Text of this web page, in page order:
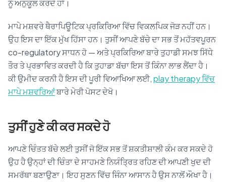
ਨੂੰ ਅਨੁਕੂਲ ਕਰਦੇ ਹਾਂ।
ਮਾਪੇ ਮਸ਼ਵਰੇ ਥੈਰਾਪਿਊਟਿਕ ਪ੍ਰਕਿਰਿਆ ਵਿੱਚ ਵਿਕਲਪਿਕ ਜੋੜ ਨਹੀਂ ਹਨ।
ਉਹ ਇਸ ਦਾ ਇੱਕ ਮੁੱਖ ਹਿੱਸਾ ਹਨ। ਤੁਸੀਂ ਆਪਣੇ ਬੱਚੇ ਦਾ ਸਭ ਤੋਂ ਮਹੱਤਵਪੂਰਨ
co-regulatory ਸਾਧਨ ਹੋ — ਅਤੇ ਪ੍ਰਕਿਰਿਆ ਬਾਰੇ ਤੁਹਾਡੀ ਸਮਝ ਸਿੱਧੇ
ਤੌਰ ਤੇ ਪ੍ਰਭਾਵਿਤ ਕਰਦੀ ਹੈ ਕਿ ਤੁਹਾਡਾ ਬੱਚਾ ਇਸ ਤੋਂ ਕਿੰਨਾ ਲਾਭ ਲੈਂਦਾ ਹੈ।
ਕੀ ਉਮੀਦ ਕਰਨੀ ਹੈ ਇਸ ਦੀ ਪੂਰੀ ਵਿਆਖਿਆ ਲਈ,play therapy ਵਿੱਚ
ਮਾਪੇ ਮਸ਼ਵਰਿਆਂਬਾਰੇ ਮੇਰੀ ਪੋਸਟ ਦੇਖੋ।
ਤੁਸੀਂ ਹੁਣੇ ਕੀ ਕਰ ਸਕਦੇ ਹੋ
ਆਪਣੇ ਚਿੰਤਤ ਬੱਚੇ ਲਈ ਤੁਸੀਂ ਜੋ ਇੱਕ ਸਭ ਤੋਂ ਸ਼ਕਤੀਸ਼ਾਲੀ ਕੰਮ ਕਰ ਸਕਦੇ ਹੋ
ਉਹ ਹੈ ਉਨ੍ਹਾਂ ਦੀ ਚਿੰਤਾ ਦੇ ਸਾਹਮਣੇ ਨਿਯੰਤ੍ਰਿਤ ਰਹਿਣ ਦੀ ਆਪਣੀ ਖੁਦ ਦੀ
ਸਮਰੱਥਾ ਬਣਾਉਣਾ। ਇਹ ਸੁਣਨ ਵਿੱਚ ਜਿੰਨਾ ਆਸਾਨ ਹੈ ਉਸ ਨਾਲੋਂ ਔਖਾ ਹੈ।